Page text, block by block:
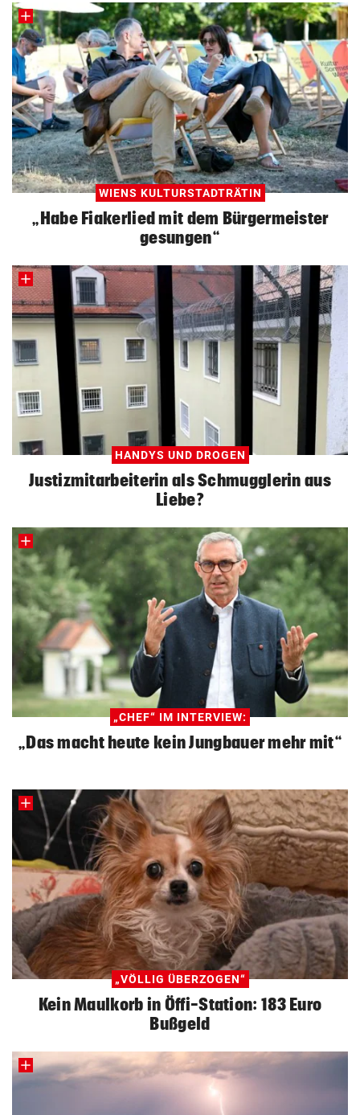
WIENS KULTURSTADTRÄTIN
„Habe Fiakerlied mit dem Bürgermeister
gesungen“
HANDYS UND DROGEN
Justizmitarbeiterin als Schmugglerin aus
Liebe?
„CHEF“ IM INTERVIEW:
„Das macht heute kein Jungbauer mehr mit“
„VÖLLIG ÜBERZOGEN“
Kein Maulkorb in Öffi-Station: 183 Euro
Bußgeld